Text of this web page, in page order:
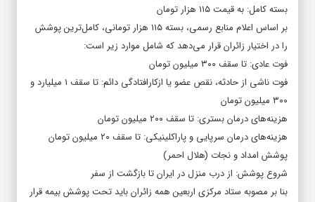
بسته کامل: به قیمت ۱۱۵ هزار تومان
بر اساس اعلام منابع رسمی، بسته ۱۱۵ هزار تومانی، کامل‌ترین پوشش
را در اختیار زائران قرار می‌دهد که شامل موارد زیر است:
فوت عادی: تا سقف ۳۰۰ میلیون تومان
فوت ناشی از حادثه، نقص عضو یا ازکارافتادگی دائم: تا سقف ۱ میلیارد و
۳۰۰ میلیون تومان
هزینه‌های درمان بستری: تا سقف ۲۰۰ میلیون تومان
هزینه‌های درمان سرپایی و پاراکلینیکی: تا سقف ۲۰ میلیون تومان
پوشش امداد و نجات (هلال احمر)
شروع پوشش: از درب منزل در ایران تا بازگشت از سفر
بنا بر مصوبه ستاد مرکزی اربعین همه زائران باید تحت پوشش بیمه قرار